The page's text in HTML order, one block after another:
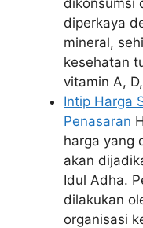
dikonsumsi
diperkaya
mineral,
kesehatan
vitamin A,
Intip Harga
Penasaran
harga yang
akan
Idul Adha.
dilakukan
organisasi